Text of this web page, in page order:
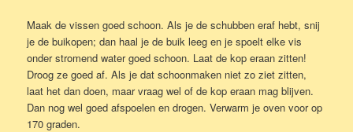
Maak de vissen goed schoon. Als je de schubben eraf hebt, snij
je de buikopen; dan haal je de buik leeg en je spoelt elke vis
onder stromend water goed schoon. Laat de kop eraan zitten!
Droog ze goed af. Als je dat schoonmaken niet zo ziet zitten,
laat het dan doen, maar vraag wel of de kop eraan mag blijven.
Dan nog wel goed afspoelen en drogen. Verwarm je oven voor op
170 graden.